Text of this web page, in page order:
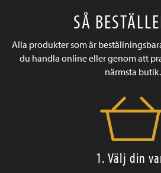
SÅ
Alla produkter som är
du handla online eller genom att
närmsta butik.
1. Välj din